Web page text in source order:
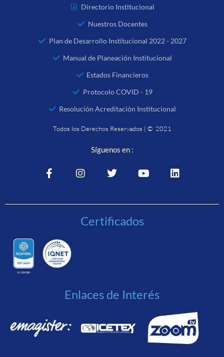
Directorio Institucional
Nuestros Docentes
Plan de Desarrollo Institucional 2022 - 2027
Manual de Planeación Institucional
Estados Financieros
Protocolo COVID - 19
Resolución Acreditación Institucional
Todos los Derechos Reservados | © 2021
Síguenos en :
Certificados
Enlaces de Interés